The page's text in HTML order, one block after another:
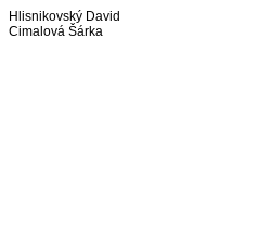
Hlisnikovský David
Cimalová Šárka